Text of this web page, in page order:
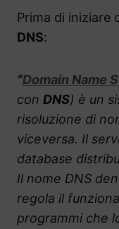
Prima di iniziare
DNS:
“Domain Name
con DNS) è un
risoluzione di
viceversa. Il
database
Il nome DNS
regola il
programmi che